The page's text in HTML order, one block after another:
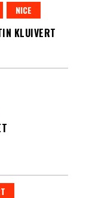
NICE
KLUIVERT